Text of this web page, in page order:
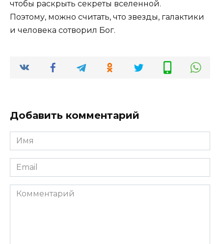
чтобы раскрыть секреты вселенной.
Поэтому, можно считать, что звезды, галактики
и человека сотворил Бог.
Добавить комментарий
Имя
*
Email
*
Комментарий